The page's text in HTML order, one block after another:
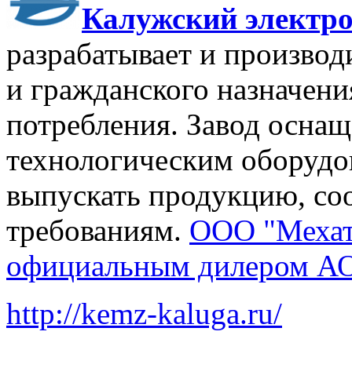
Калужский
разрабатывает и
и гражданского
потребления. Завод
технологическим
выпускать продукцию,
требованиям. ООО
официальным дилером
http://kemz-kaluga.ru/